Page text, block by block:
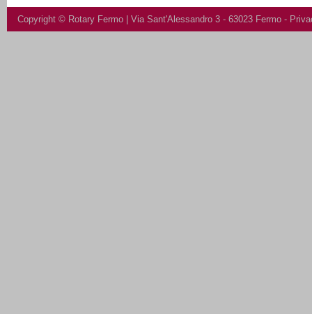
Copyright © Rotary Fermo | Via Sant'Alessandro 3 - 63023 Fermo -